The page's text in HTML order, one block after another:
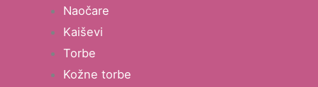
Naočare
Kaiševi
Torbe
Kožne torbe